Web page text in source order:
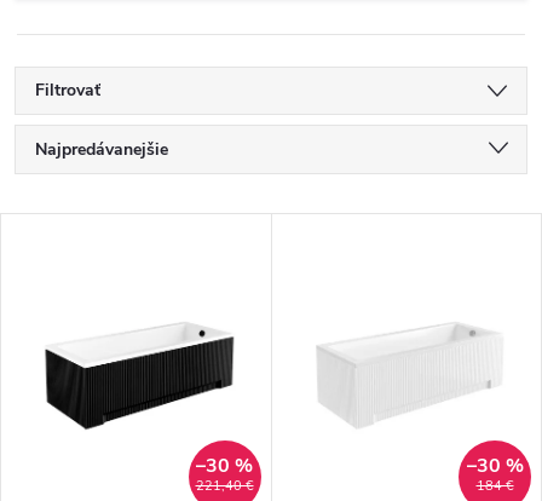
Filtrovať
R
a
Najpredávanejšie
221,40 €
–30 %
184 €
–30 %